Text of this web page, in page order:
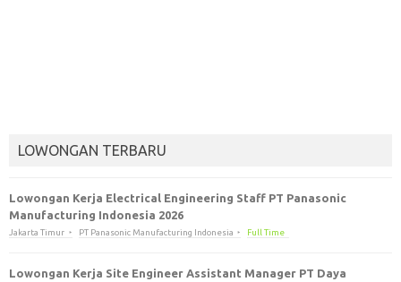
LOWONGAN TERBARU
Lowongan Kerja Electrical Engineering Staff PT Panasonic
Manufacturing Indonesia 2026
Jakarta Timur PT Panasonic Manufacturing Indonesia Full Time
Lowongan Kerja Site Engineer Assistant Manager PT Daya